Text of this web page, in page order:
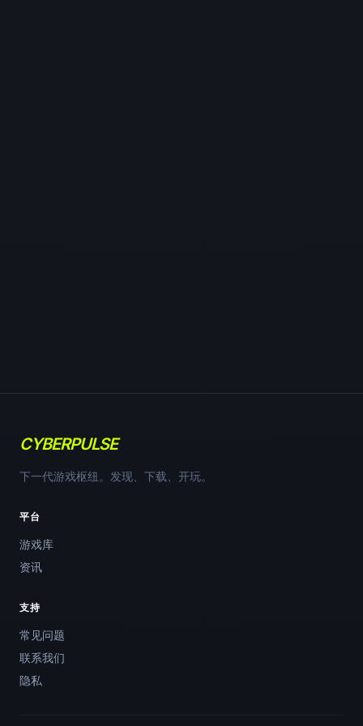
CYBERPULSE
下一代游戏枢纽。发现、下载、开玩。
平台
游戏库
资讯
支持
常见问题
联系我们
隐私